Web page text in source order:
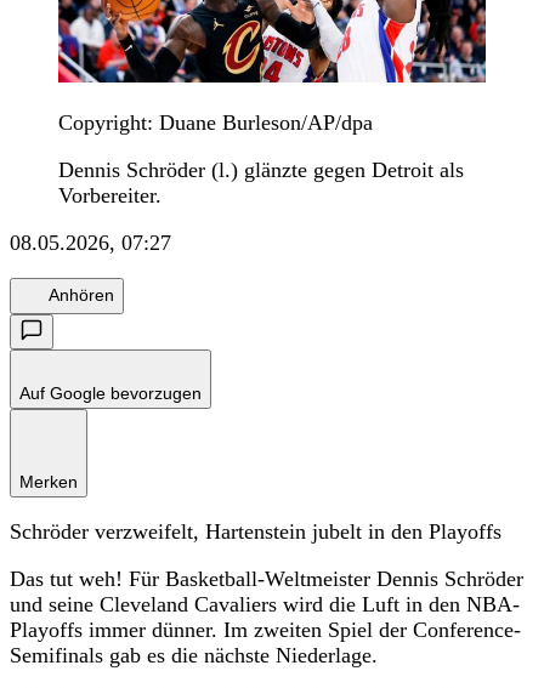
Copyright: Duane Burleson/AP/dpa
Dennis Schröder (l.) glänzte gegen Detroit als
Vorbereiter.
08.05.2026, 07:27
Anhören
Auf Google bevorzugen
Merken
Schröder verzweifelt, Hartenstein jubelt in den Playoffs
Das tut weh! Für Basketball-Weltmeister Dennis Schröder
und seine Cleveland Cavaliers wird die Luft in den NBA-
Playoffs immer dünner. Im zweiten Spiel der Conference-
Semifinals gab es die nächste Niederlage.